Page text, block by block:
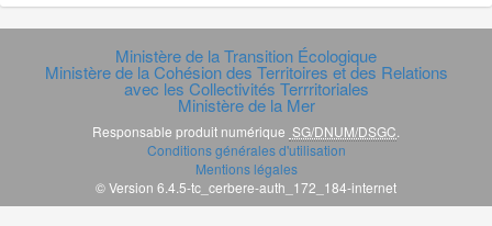
Ministère de la Transition Écologique
Ministère de la Cohésion des Territoires et des Relations
avec les Collectivités Terrritoriales
Ministère de la Mer
Responsable produit numérique SG/DNUM/DSGC
Conditions générales d'utilisation
Mentions légales
© Version 6.4.5-tc_cerbere-auth_172_184-internet